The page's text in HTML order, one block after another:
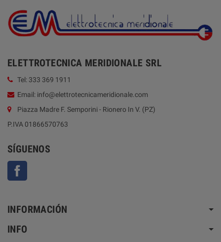
ELETTROTECNICA MERIDIONALE SRL
Tel: 333 369 1911
Email: info@elettrotecnicameridionale.com
Piazza Madre F. Semporini - Rionero In V. (PZ)
P.IVA 01866570763
SÍGUENOS
INFORMACIÓN
INFO